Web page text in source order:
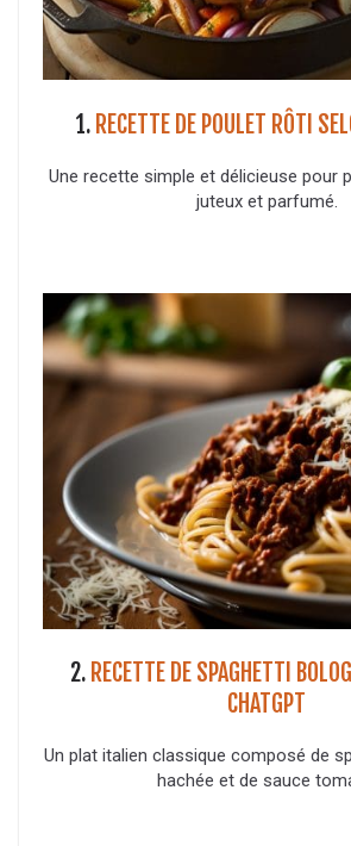
1. RECETTE DE POULET RÔTI
Une recette simple et délicieuse pour
juteux et parfumé.
2. RECETTE DE SPAGHETTI
CHATGPT
Un plat italien classique composé de
hachée et de sauce